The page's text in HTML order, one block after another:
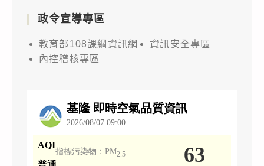
政令宣導專區
教育部108課綱資訊網
資訊安全專區
內控稽核專區